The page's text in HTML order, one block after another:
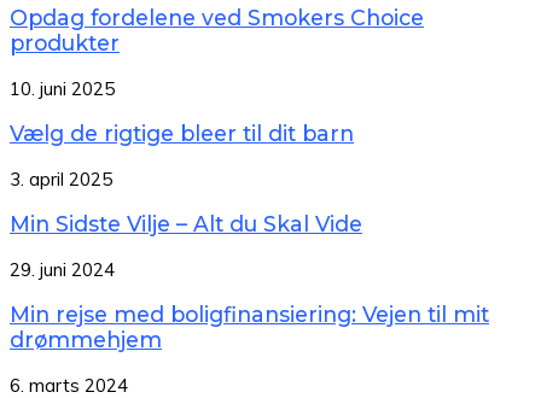
Opdag fordelene ved Smokers Choice
produkter
10. juni 2025
Vælg de rigtige bleer til dit barn
3. april 2025
Min Sidste Vilje – Alt du Skal Vide
29. juni 2024
Min rejse med boligfinansiering: Vejen til mit
drømmehjem
6. marts 2024